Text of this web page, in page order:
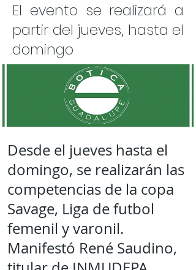
El evento se realizará a
partir del jueves, hasta el
domingo
Desde el jueves hasta el
domingo, se realizarán las
competencias de la copa
Savage, Liga de futbol
femenil y varonil.
Manifestó René Saudino,